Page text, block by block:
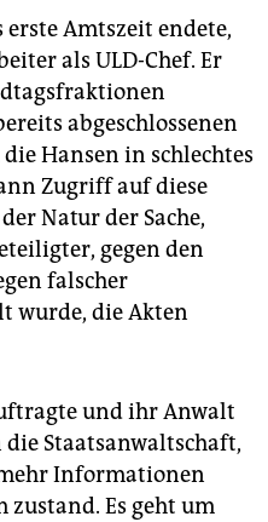
erste Amtszeit endete,
als ULD-Chef. Er
abgeschlossenen
Hansen in schlechtes
Zugriff auf diese
Natur der Sache,
gegen den
falscher
wurde, die Akten
und ihr Anwalt
Staatsanwaltschaft,
Informationen
zustand. Es geht um